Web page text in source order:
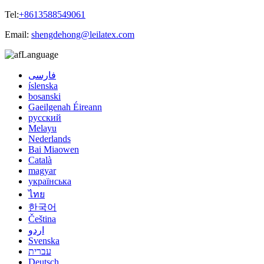
Tel:+8613588549061
Email: shengdehong@leilatex.com
Language
فارسی
íslenska
bosanski
Gaeilgenah Éireann
русский
Melayu
Nederlands
Bai Miaowen
Català
magyar
українська
ไทย
한국어
Čeština
اردو
Svenska
עברית
Deutsch